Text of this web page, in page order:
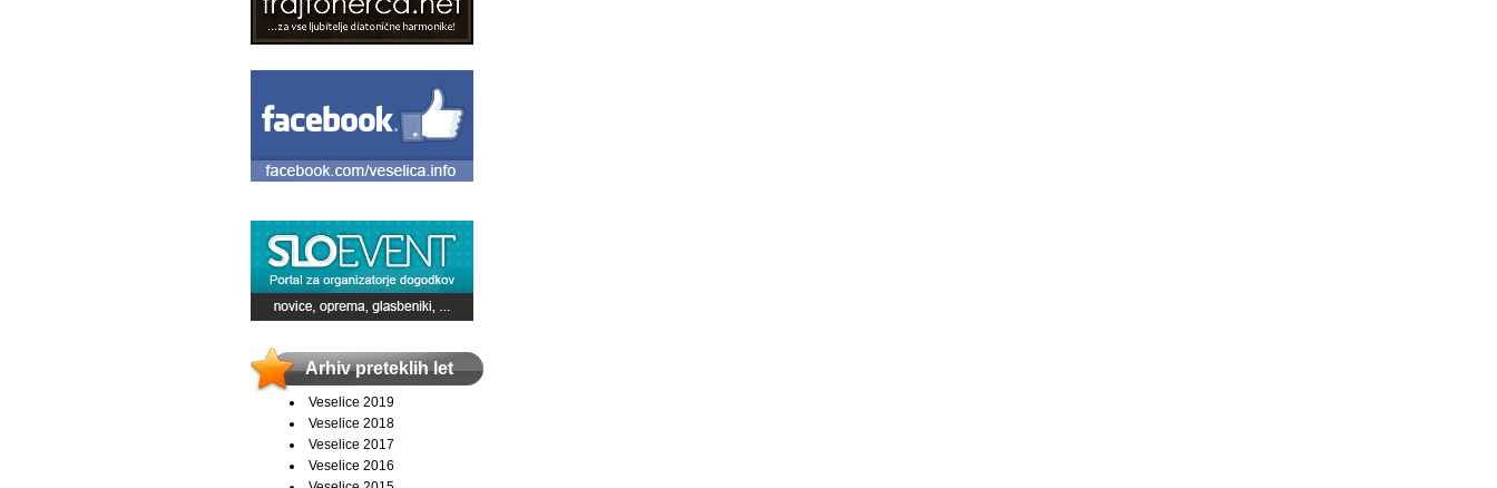
Arhiv preteklih let
Veselice 2019
Veselice 2018
Veselice 2017
Veselice 2016